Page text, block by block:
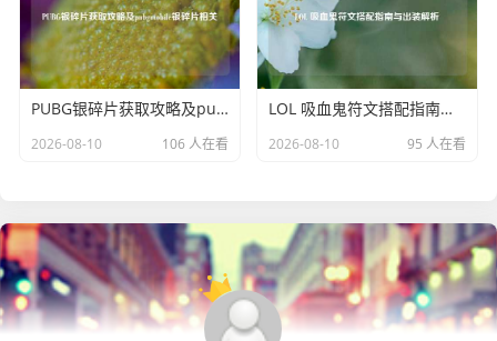
装更新的不断推进，相信《绝地求生》将继续以其独特的魅
力，吸引着全球玩家在这个充满激情与时尚的战场上挥洒热
血，书写属于自己的传奇。
PUBG银碎片获取攻略及pubgmobile银碎片相关
2026-08-10 106 人在看
LOL 吸血鬼符文搭配指南与出装解析
2026-08-10 95 人在看